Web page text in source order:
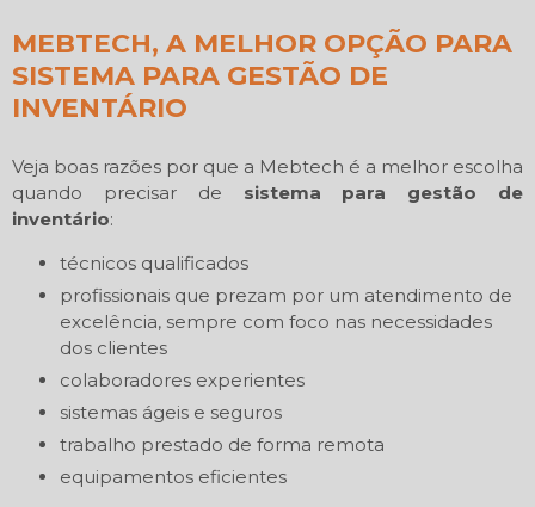
MEBTECH, A MELHOR OPÇÃO PARA
SISTEMA PARA GESTÃO DE
INVENTÁRIO
Veja boas razões por que a Mebtech é a melhor escolha
quando precisar de sistema para gestão de
inventário:
técnicos qualificados
profissionais que prezam por um atendimento de
excelência, sempre com foco nas necessidades
dos clientes
colaboradores experientes
sistemas ágeis e seguros
trabalho prestado de forma remota
equipamentos eficientes